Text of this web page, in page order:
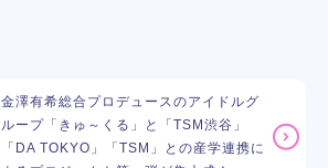
金澤有希総合プロデュースのアイドルグ
ループ「きゅ～くる」と「TSM渋谷」
「DA TOKYO」「TSM」との産学連携に